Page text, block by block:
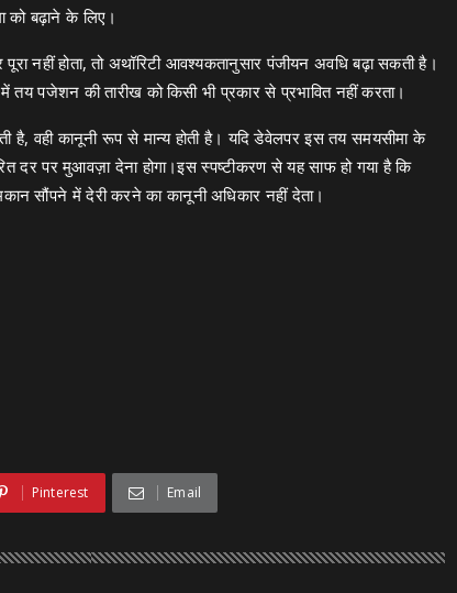
को बढ़ाने के लिए।
नहीं होता, तो अथॉरिटी आवश्यकतानुसार पंजीयन अवधि बढ़ा सकती है।
पजेशन की तारीख को किसी भी प्रकार से प्रभावित नहीं करता।
है, वही कानूनी रूप से मान्य होती है। यदि डेवेलपर इस तय समयसीमा के
दर पर मुआवज़ा देना होगा।इस स्पष्टीकरण से यह साफ हो गया है कि
सौंपने में देरी करने का कानूनी अधिकार नहीं देता।
Pinterest Email